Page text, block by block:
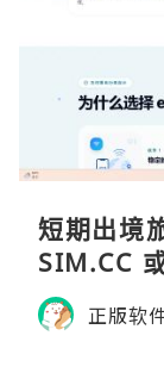
短期出境
SIM.CC
货。需要
打车、外
正版软